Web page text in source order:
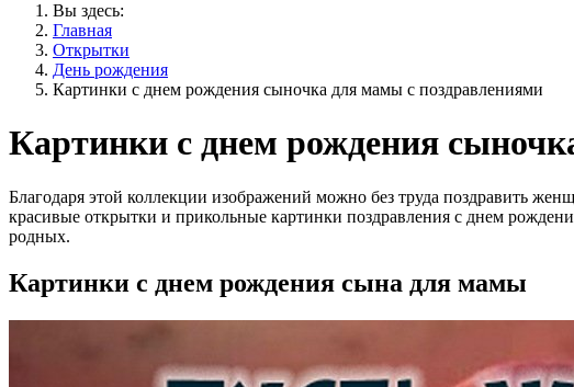
Вы здесь:
Главная
Открытки
День рождения
Картинки с днем рождения сыночка для мамы с поздравлениями
Картинки с днем рождения
Благодаря этой коллекции изображений можно без труда поздравить
красивые открытки и прикольные картинки поздравления с днем
родных.
Картинки с днем рождения сына для мамы